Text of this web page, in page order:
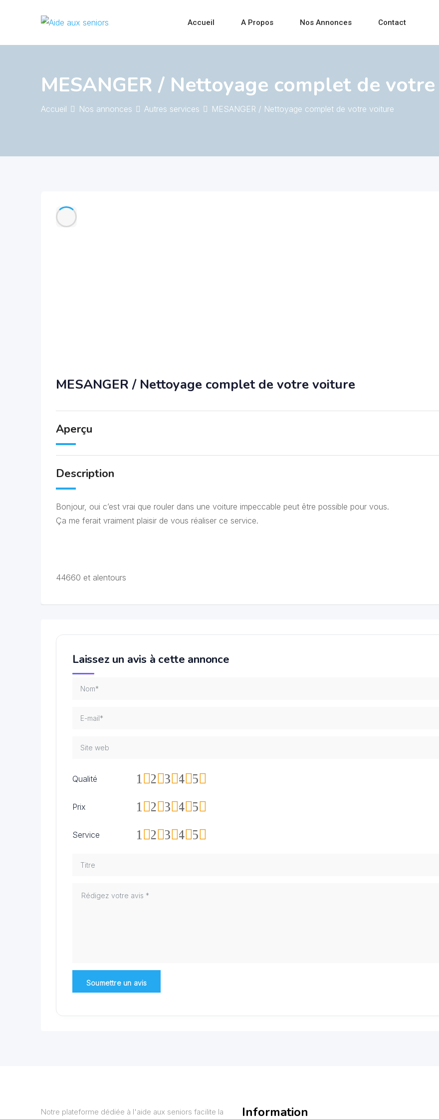
Accueil A Propos Nos Annonces Contact
MESANGER / Nettoyage complet de
Accueil Nos annonces Autres services MESANGER / Nettoyage complet de votre voiture
MESANGER / Nettoyage complet de votre voiture
Aperçu
Description
Bonjour, oui c’est vrai que rouler dans une voiture impeccable peut être possible pour vous.
Ça me ferait vraiment plaisir de vous réaliser ce service.
44660 et alentours
Laissez un avis à cette annonce
Qualité 5
4
3
2
1
Prix 5
4
3
2
1
Service 5
4
3
2
1
Notre plateforme dédiée à l'aide aux seniors facilite la Information